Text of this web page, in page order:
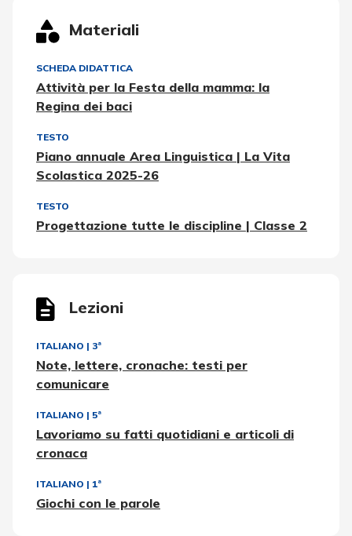
Materiali
SCHEDA DIDATTICA
Attività per la Festa della mamma: la
Regina dei baci
TESTO
Piano annuale Area Linguistica | La Vita
Scolastica 2025-26
TESTO
Progettazione tutte le discipline | Classe 2
Lezioni
ITALIANO | 3ª
Note, lettere, cronache: testi per
comunicare
ITALIANO | 5ª
Lavoriamo su fatti quotidiani e articoli di
cronaca
ITALIANO | 1ª
Giochi con le parole